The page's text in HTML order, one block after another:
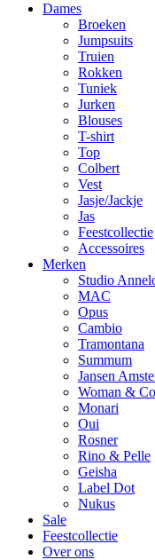
Dames
Broeken
Jumpsuits
Truien
Rokken
Tuniek
Jurken
Blouses
T-shirt
Top
Colbert
Vest
Jasje/Jackje
Jas
Feestcollectie
Accessoires
Merken
Studio
MAC
Opus
Cambio
Tramontana
Summum
Jansen
Woman & Co
Monari
Oui
Rosner
Rino & Pelle
Geisha
Label Dot
Nukus
Sale
Feestcollectie
Over ons